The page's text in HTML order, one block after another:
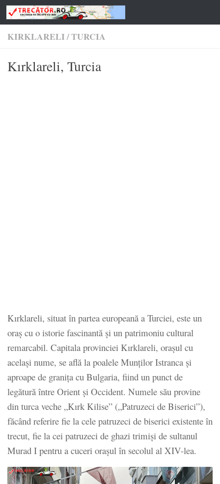
Skip to content
KIRKLARELI/TURCIA
Kırklareli, Turcia
Kırklareli, situat în partea europeană a Turciei, este un
oraș cu o istorie fascinantă și un patrimoniu cultural
remarcabil. Capitala provinciei Kırklareli, orașul cu
același nume, se află la poalele Munților Istranca și
aproape de granița cu Bulgaria, fiind un punct de
legătură între Orient și Occident. Numele său provine
din turca veche „Kırk Kilise” („Patruzeci de Biserici”),
făcând referire fie la cele patruzeci de biserici existente în
trecut, fie la cei patruzeci de ghazi trimiși de sultanul
Murad I pentru a cuceri orașul în secolul al XIV-lea.